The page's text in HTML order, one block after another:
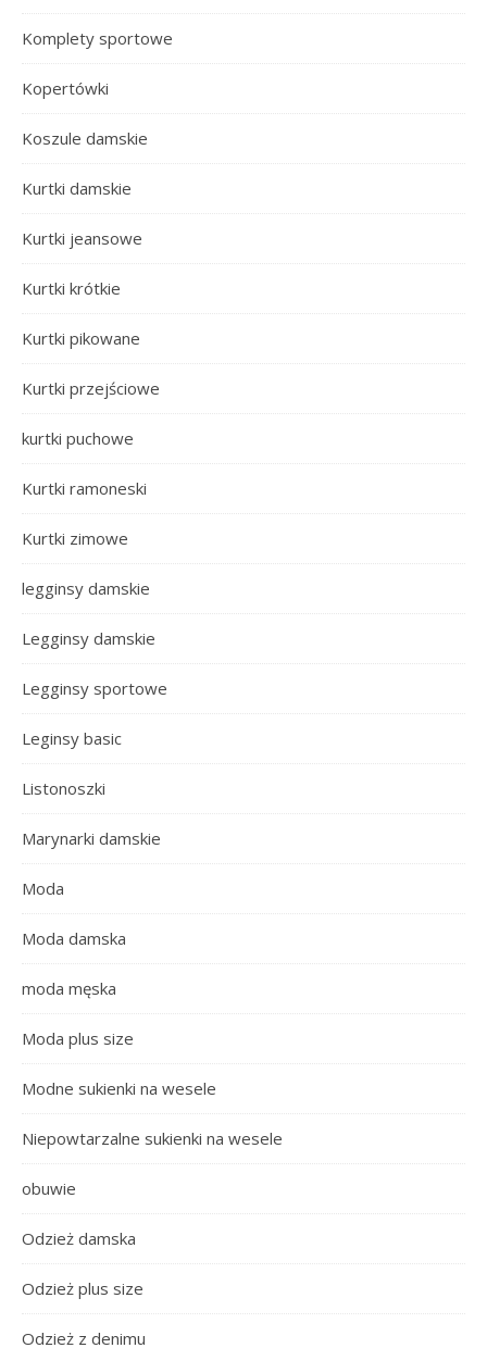
Komplety sportowe
Kopertówki
Koszule damskie
Kurtki damskie
Kurtki jeansowe
Kurtki krótkie
Kurtki pikowane
Kurtki przejściowe
kurtki puchowe
Kurtki ramoneski
Kurtki zimowe
legginsy damskie
Legginsy damskie
Legginsy sportowe
Leginsy basic
Listonoszki
Marynarki damskie
Moda
Moda damska
moda męska
Moda plus size
Modne sukienki na wesele
Niepowtarzalne sukienki na wesele
obuwie
Odzież damska
Odzież plus size
Odzież z denimu